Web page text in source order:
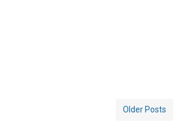
Older Posts